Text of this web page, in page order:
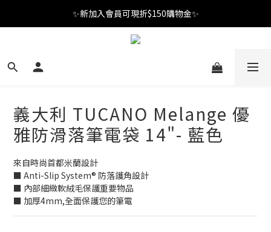
✨新加入會員可現折$150購物金✨
✨新加入會員可現折$150購物金✨
Welcome
義大利 TUCANO Melange 優
雅防滑落筆電袋 14"- 藍色
來自時尚首都米蘭設計
■ Anti-Slip System® 防落護角設計
■ 內部細緻軟絨毛保護重要物品
■ 加厚4mm,全面保護您的筆電